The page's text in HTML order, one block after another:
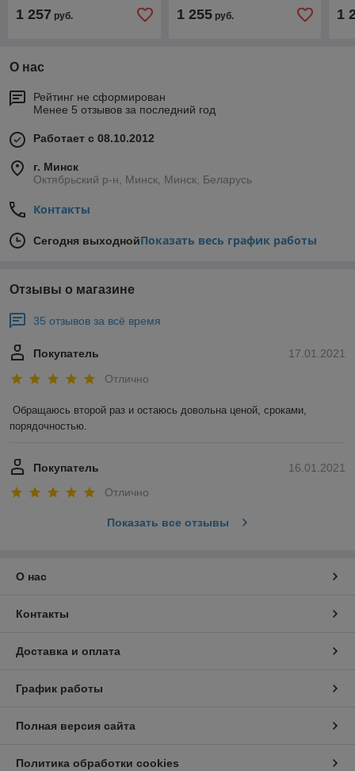
1 257 руб. 1 255руб. 1
О нас
Рейтинг не сформирован
Менее 5 отзывов за последний год
Работает с 08.10.2012
г. Минск
Октябрьский р-н, Минск, Минск, Беларусь
Контакты
Сегодня выходнойПоказать весь график работы
Отзывы о магазине
35 отзывов за всё время
17.01.2021
Покупатель
Отлично
Обращаюсь второй раз и остаюсь довольна ценой, сроками,
порядочностью.
16.01.2021
Покупатель
Отлично
Показать все отзывы
О нас
Контакты
Доставка и оплата
График работы
Полная версия сайта
Политика обработки cookies